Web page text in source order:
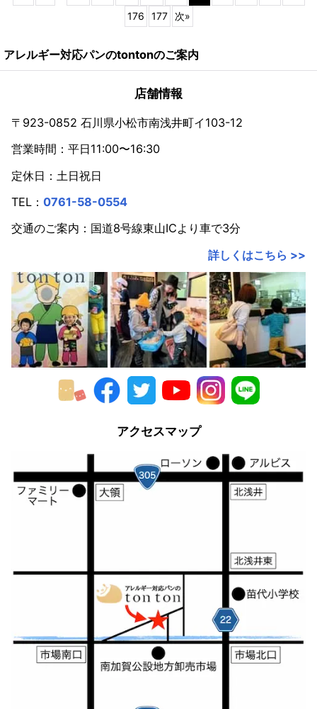
176
177 次»
アレルギー対応パンのtontonのご案内
店舗情報
〒923-0852 石川県小松市南浅井町イ103-12
営業時間：平日11:00〜16:30
定休日：土日祝日
TEL： 0761-58-0554
交通のご案内：国道8号線東山ICより車で3分
詳しくはこちら >>
アクセスマップ